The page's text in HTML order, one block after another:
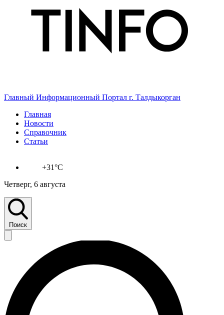
Главный Информационный Портал г. Талдыкорган
Главная
Новости
Справочник
Статьи
+31°C
Четверг, 6 августа
Поиск